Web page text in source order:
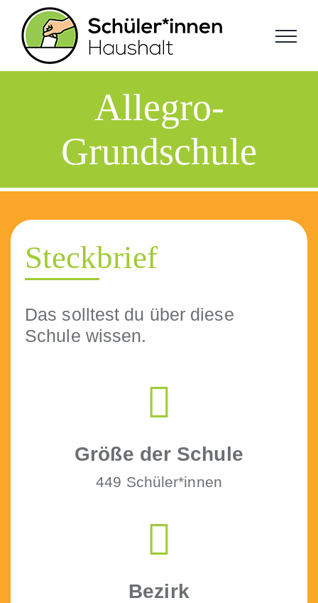
Inhalt
springen
Allegro-
Grundschule
Steckbrief
Das soll­test du über diese
Schule wissen.
Größe der Schule
449 Schüler*innen
Bezirk